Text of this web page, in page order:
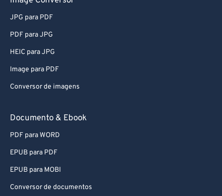
JPG para PDF
PDF para JPG
HEIC para JPG
Image para PDF
Conversor de imagens
Documento & Ebook
PDF para WORD
EPUB para PDF
EPUB para MOBI
Conversor de documentos